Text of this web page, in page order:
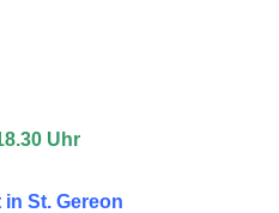
Uhr
St. Gereon